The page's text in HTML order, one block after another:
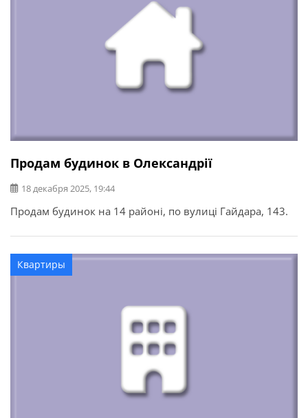
Продам будинок в Олександрії
18 декабря 2025, 19:44
Продам будинок на 14 районі, по вулиці Гайдара, 143.
Квартиры